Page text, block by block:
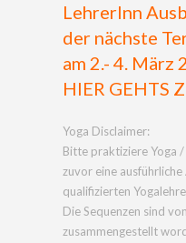
LehrerInn
der nächste
am 2.- 4. März
HIER GEHTS
Yoga Disclaimer:
Bitte praktiziere Yoga /
zuvor eine
qualifizierten
Die Sequenzen sind
zusammengestellt